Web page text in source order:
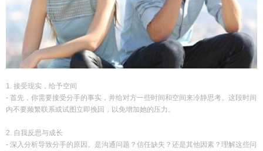
1. 接受现实，给予空间
- 首先，你需要接受分手的事实，并给对方一些时间和空间来冷静思考。这段时间
内不要频繁联系或试图立即挽回，以免增加她的压力。
2. 自我反思与成长
- 深入分析导致分手的原因。是沟通问题？信任缺失？还是其他因素？理解这些问